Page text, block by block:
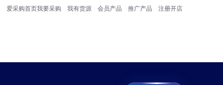
爱采购首页我要采购 我有货源 会员产品 推广产品 注册开店